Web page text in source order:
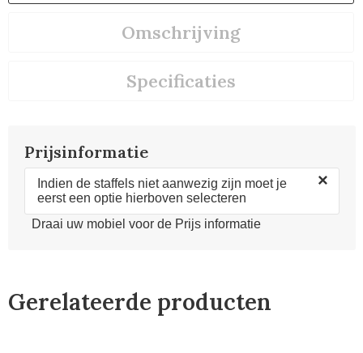
Omschrijving
Specificaties
Prijsinformatie
Indien de staffels niet aanwezig zijn moet je
eerst een optie hierboven selecteren
×
Draai uw mobiel voor de Prijs informatie
Gerelateerde producten